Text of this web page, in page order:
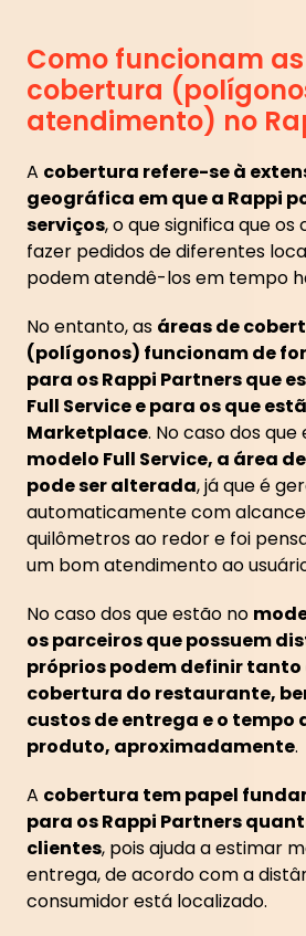
Como funcionam
cobertura
atendimento) no
A cobertura refere-se à
geográfica em que a Rappi
serviços, o que significa que
fazer pedidos de diferentes
podem atendê-los em tempo
No entanto, as áreas de
(polígonos) funcionam de
para os Rappi Partners que
Full Service e para os que
Marketplace. No caso dos
modelo Full Service, a área
pode ser alterada, já que é
automaticamente com
quilômetros ao redor e foi
um bom atendimento ao
No caso dos que estão no
os parceiros que possuem
próprios podem definir tanto
cobertura do restaurante,
custos de entrega e o tempo
produto, aproximadamente.
A cobertura tem papel
para os Rappi Partners
clientes, pois ajuda a estimar
entrega, de acordo com a
consumidor está localizado.